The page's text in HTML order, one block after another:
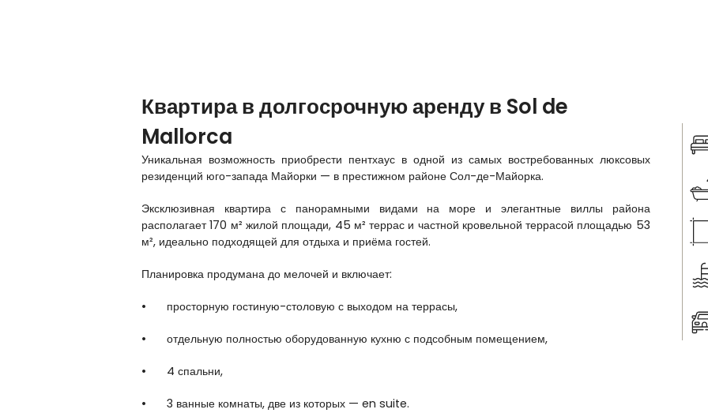
Квартира в долгосрочную аренду в Sol de
Mallorca
Уникальная возможность приобрести пентхаус в одной из самых востребованных люксовых
резиденций юго-запада Майорки — в престижном районе Сол-де-Майорка.
Эксклюзивная квартира с панорамными видами на море и элегантные виллы района
располагает 170 м² жилой площади, 45 м² террас и частной кровельной террасой площадью 53
м², идеально подходящей для отдыха и приёма гостей.
Планировка продумана до мелочей и включает:
• просторную гостиную-столовую с выходом на террасы,
• отдельную полностью оборудованную кухню с подсобным помещением,
• 4 спальни,
• 3 ванные комнаты, две из которых — en suite.